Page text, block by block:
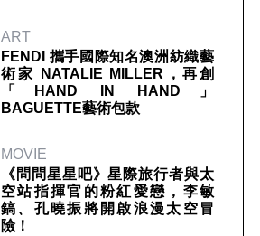
ART
FENDI 攜手國際知名澳洲紡織藝
術家 NATALIE MILLER，再創
「HAND IN HAND」
BAGUETTE藝術包款
MOVIE
《問問星星吧》星際旅行者與太
空站指揮官的粉紅愛戀，李敏
鎬、孔曉振將開啟浪漫太空冒
險！